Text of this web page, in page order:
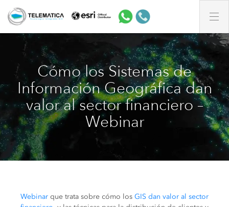
Cómo los Sistemas de
Información Geográfica dan
valor al sector financiero –
Webinar
Webinar que trata sobre cómo los GIS dan valor al sector